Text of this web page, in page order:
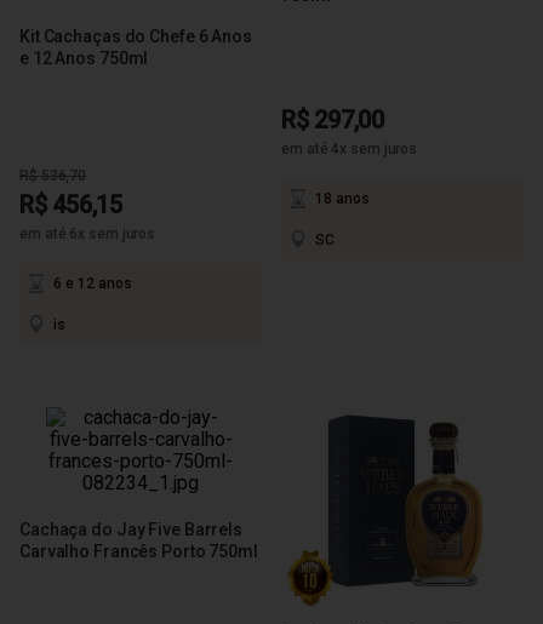
Kit Cachaças do Chefe 6 Anos
e 12 Anos 750ml
R$ 536,70
R$ 456,15
em até 6x sem juros
6 e 12 anos
is
R$ 297,00
em até 4x sem juros
18 anos
SC
Cachaça do Jay Five Barrels
Carvalho Francês Porto 750ml